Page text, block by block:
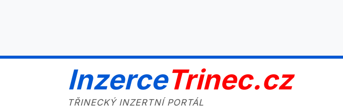
InzerceTrinec.cz
TŘINECKÝ INZERTNÍ PORTÁL